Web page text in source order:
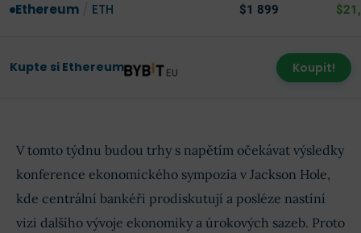
Ethereum ETH $1 899
Kupte si Ethereum Koupit!
V tomto týdnu budou trhy s napětím očekávat výsledky
konference ekonomického sympozia v Jackson Hole,
kde centrální bankéři prodiskutují a posléze nastíní
vizi dalšího vývoje ekonomiky a úrokových sazeb. Proto